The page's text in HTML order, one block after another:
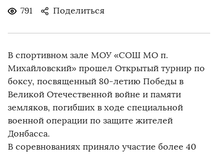
791 Поделиться
В спортивном зале МОУ «СОШ МО п.
Михайловский» прошел Открытый турнир по
боксу, посвященный 80-летию Победы в
Великой Отечественной войне и памяти
земляков, погибших в ходе специальной
военной операции по защите жителей
Донбасса.
В соревнованиях приняло участие более 40